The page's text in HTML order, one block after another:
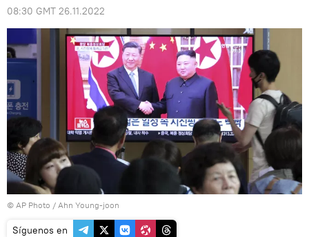
08:30 GMT 26.11.2022
© AP Photo / Ahn Young-joon
Síguenos en